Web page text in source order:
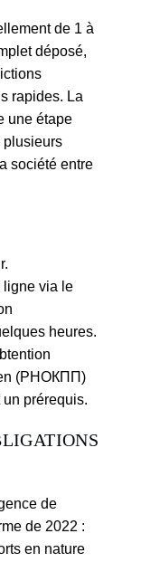
de 1 à
déposé,
rapides. La
une étape
plusieurs
société entre
ligne via le
heures.
(РНОКПП)
prérequis.
de
de 2022 :
en nature